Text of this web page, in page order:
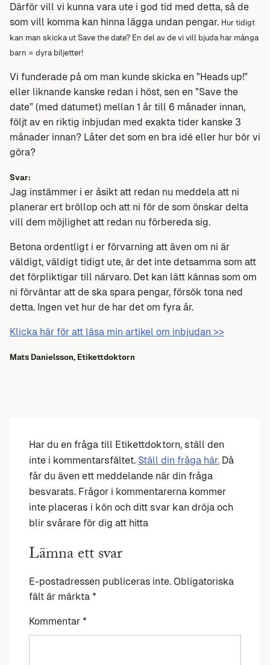
Därför vill vi kunna vara ute i god tid med detta, så de
som vill komma kan hinna lägga undan pengar. Hur tidigt
kan man skicka ut Save the date? En del av de vi vill bjuda har många
barn = dyra biljetter!
Vi funderade på om man kunde skicka en ”Heads up!”
eller liknande kanske redan i höst, sen en ”Save the
date” (med datumet) mellan 1 år till 6 månader innan,
följt av en riktig inbjudan med exakta tider kanske 3
månader innan? Låter det som en bra idé eller hur bör vi
göra?
Svar:
Jag instämmer i er åsikt att redan nu meddela att ni
planerar ert bröllop och att ni för de som önskar delta
vill dem möjlighet att redan nu förbereda sig.
Betona ordentligt i er förvarning att även om ni är
väldigt, väldigt tidigt ute, är det inte detsamma som att
det förpliktigar till närvaro. Det kan lätt kännas som om
ni förväntar att de ska spara pengar, försök tona ned
detta. Ingen vet hur de har det om fyra år.
Klicka här för att läsa min artikel om inbjudan >>
Mats Danielsson, Etikettdoktorn
Har du en fråga till Etikettdoktorn, ställ den
inte i kommentarsfältet. Ställ din fråga här. Då
får du även ett meddelande när din fråga
besvarats. Frågor i kommentarerna kommer
inte placeras i kön och ditt svar kan dröja och
blir svårare för dig att hitta
Lämna ett svar
E-postadressen publiceras inte. Obligatoriska
fält är märkta *
Kommentar *